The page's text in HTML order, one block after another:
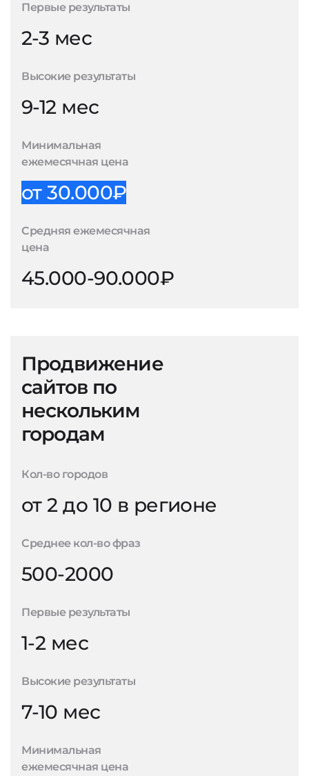
Первые результаты
2-3 мес
Высокие результаты
9-12 мес
Минимальная
ежемесячная цена
от 30.000₽
Средняя ежемесячная
цена
45.000-90.000₽
Продвижение
сайтов по
нескольким
городам
Кол-во городов
от 2 до 10 в регионе
Среднее кол-во фраз
500-2000
Первые результаты
1-2 мес
Высокие результаты
7-10 мес
Минимальная
ежемесячная цена